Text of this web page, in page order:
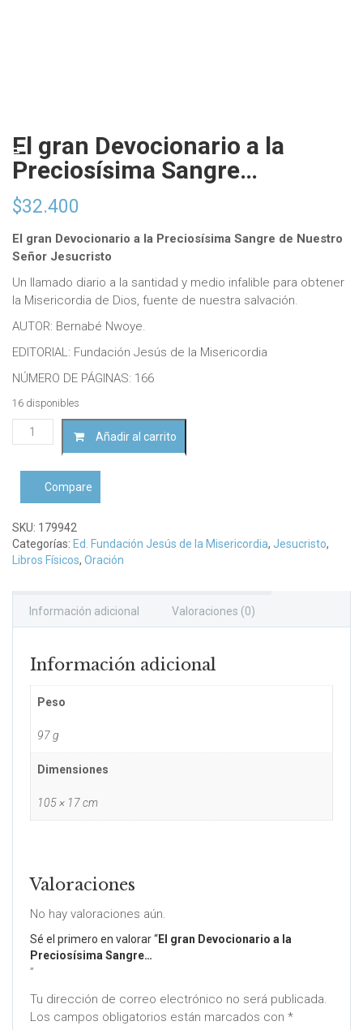
El gran Devocionario a la
Preciosísima Sangre…
$32.400
El gran Devocionario a la Preciosísima Sangre de Nuestro
Señor Jesucristo
Un llamado diario a la santidad y medio infalible para obtener
la Misericordia de Dios, fuente de nuestra salvación.
AUTOR: Bernabé Nwoye.
EDITORIAL: Fundación Jesús de la Misericordia
NÚMERO DE PÁGINAS: 166
16 disponibles
gran
Devocionario
Preciosísima
Sangre...
cantidad
Añadir al carrito
Compare
SKU: 179942
Categorías: Ed. Fundación Jesús de la Misericordia, Jesucristo,
Libros Físicos, Oración
Información adicional Valoraciones (0)
Información adicional
Peso
97 g
Dimensiones
105 × 17 cm
Valoraciones
No hay valoraciones aún.
Sé el primero en valorar “El gran Devocionario a la
Preciosísima Sangre…
”
Tu dirección de correo electrónico no será publicada.
Los campos obligatorios están marcados con *